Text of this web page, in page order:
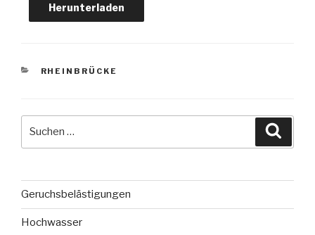
Herunterladen
KATEGORIEN
RHEINBRÜCKE
Geruchsbelästigungen
Hochwasser